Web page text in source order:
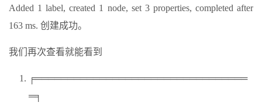
Added 1 label, created 1 node, set 3 properties, completed after
163 ms. 创建成功。
我们再次查看就能看到
╒═════════════════════════════════
═╕